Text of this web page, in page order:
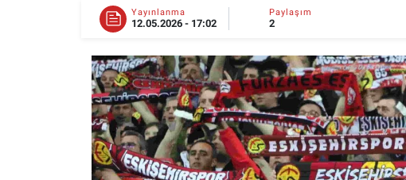
Yayınlanma
12.05.2026 - 17:02
Paylaşım
2
TEKNOLOJİ
ESKİŞEHİR NÖBETÇİ ECZANELER
Eskişehir Haber İçerikleri
Son Dakika Haberleri
Haber Arşivi